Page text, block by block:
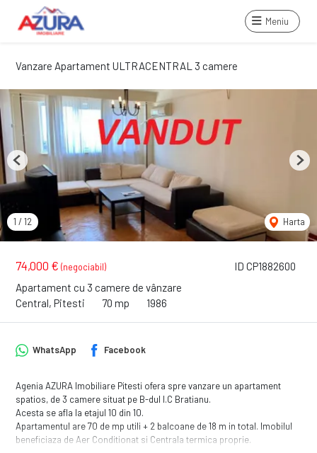
Meniu
Vanzare Apartament ULTRACENTRAL 3 camere
ID CP1882600
74,000 € (negociabil)
Apartament cu 3 camere de vânzare
Central, Pitesti
70 mp 1986
1 / 12 Harta
Previous Next
WhatsApp Facebook
Agenia AZURA Imobiliare Pitesti ofera spre vanzare un apartament
spatios, de 3 camere situat pe B-dul I.C Bratianu.
Acesta se afla la etajul 10 din 10.
Apartamentul are 70 de mp utili + 2 balcoane de 18 m in total. Imobilul
beneficiaza de Aer Conditionat si Centrala termica proprie.